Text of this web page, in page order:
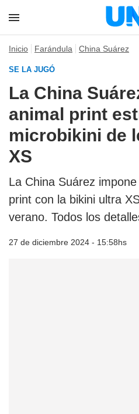
Inicio Farándula China Suárez
SE LA JUGÓ
La China
animal print
microbikini de
XS
La China Suárez
print con la bikini ultra
verano. Todos los
27 de diciembre 2024 - 15:58hs